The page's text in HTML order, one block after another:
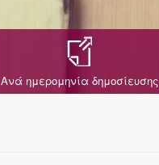
Ανά ημερομηνία δημοσίευσης